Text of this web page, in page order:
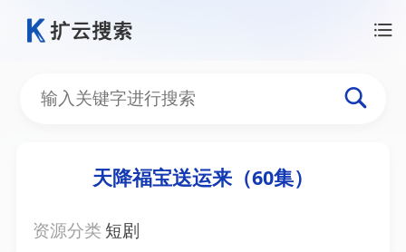
天降福宝送运来（60集）
资源分类 短剧